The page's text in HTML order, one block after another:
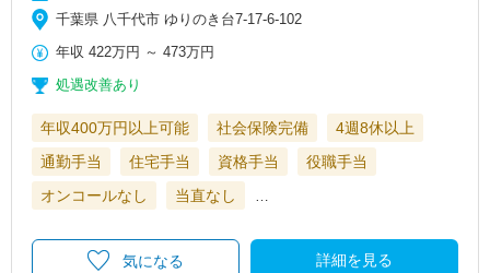
千葉県 八千代市 ゆりのき台7-17-6-102
年収 422万円 ～473万円
処遇改善あり
年収400万円以上可能 社会保険完備
4週8休以上
通勤手当
住宅手当 資格手当
役職手当
オンコールなし
当直なし
詳細を見る
気になる